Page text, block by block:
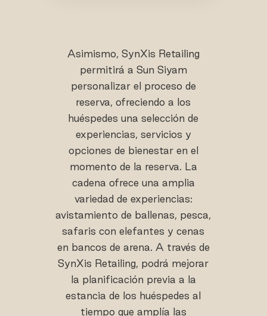
Asimismo, SynXis Retailing
permitirá a Sun Siyam
personalizar el proceso de
reserva, ofreciendo a los
huéspedes una selección de
experiencias, servicios y
opciones de bienestar en el
momento de la reserva. La
cadena ofrece una amplia
variedad de experiencias:
avistamiento de ballenas, pesca,
safaris con elefantes y cenas
en bancos de arena. A través de
SynXis Retailing, podrá mejorar
la planificación previa a la
estancia de los huéspedes al
tiempo que amplía las